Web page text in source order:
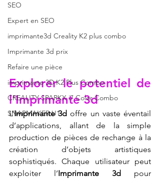
SEO
Expert en SEO
imprimante3d Creality K2 plus combo
Imprimante 3d prix
Refaire une pièce
imprimante 3D K2 Plus Combo
CREALITY SPARKX i7 Color Combo
SNAPMAKER U1
Explorer le potentiel de
l’Imprimante 3d
L’Imprimante 3d offre un vaste éventail
d’applications, allant de la simple
production de pièces de rechange à la
création d’objets artistiques
sophistiqués. Chaque utilisateur peut
exploiter l’Imprimante 3d pour